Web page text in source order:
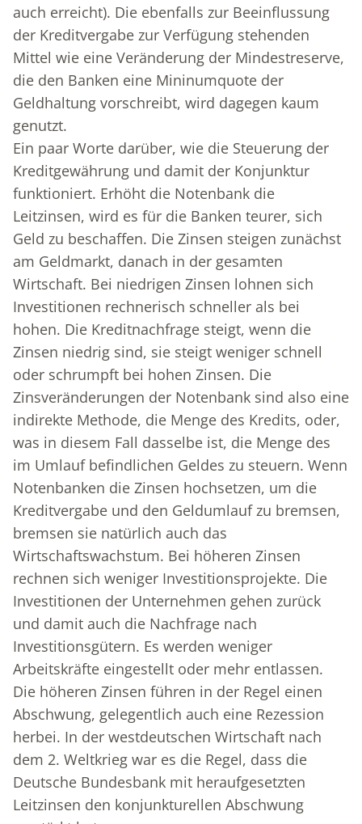
auch erreicht). Die ebenfalls zur Beeinflussung
der Kreditvergabe zur Verfügung stehenden
Mittel wie eine Veränderung der Mindestreserve,
die den Banken eine Mininumquote der
Geldhaltung vorschreibt, wird dagegen kaum
genutzt.
Ein paar Worte darüber, wie die Steuerung der
Kreditgewährung und damit der Konjunktur
funktioniert. Erhöht die Notenbank die
Leitzinsen, wird es für die Banken teurer, sich
Geld zu beschaffen. Die Zinsen steigen zunächst
am Geldmarkt, danach in der gesamten
Wirtschaft. Bei niedrigen Zinsen lohnen sich
Investitionen rechnerisch schneller als bei
hohen. Die Kreditnachfrage steigt, wenn die
Zinsen niedrig sind, sie steigt weniger schnell
oder schrumpft bei hohen Zinsen. Die
Zinsveränderungen der Notenbank sind also eine
indirekte Methode, die Menge des Kredits, oder,
was in diesem Fall dasselbe ist, die Menge des
im Umlauf befindlichen Geldes zu steuern. Wenn
Notenbanken die Zinsen hochsetzen, um die
Kreditvergabe und den Geldumlauf zu bremsen,
bremsen sie natürlich auch das
Wirtschaftswachstum. Bei höheren Zinsen
rechnen sich weniger Investitionsprojekte. Die
Investitionen der Unternehmen gehen zurück
und damit auch die Nachfrage nach
Investitionsgütern. Es werden weniger
Arbeitskräfte eingestellt oder mehr entlassen.
Die höheren Zinsen führen in der Regel einen
Abschwung, gelegentlich auch eine Rezession
herbei. In der westdeutschen Wirtschaft nach
dem 2. Weltkrieg war es die Regel, dass die
Deutsche Bundesbank mit heraufgesetzten
Leitzinsen den konjunkturellen Abschwung